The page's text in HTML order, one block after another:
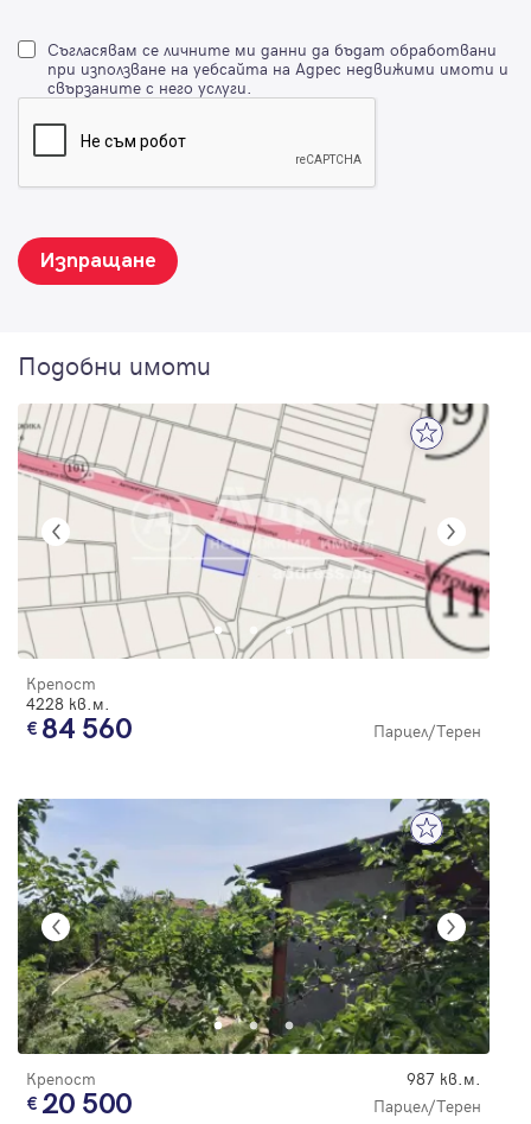
Съгласявам се личните ми данни да бъдат обработвани
при използване на уебсайта на Адрес недвижими имоти и
свързаните с него услуги.
Изпращане
Подобни имоти
Крепост
4228 кв.м.
84 560 Парцел/Терен
Крепост 987 кв.м.
20 500 Парцел/Терен